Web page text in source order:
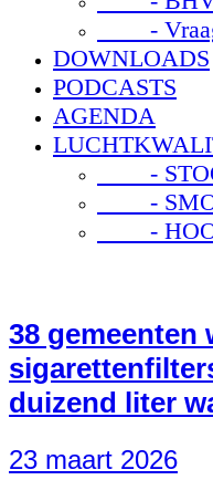
-
DOWNLOADS
PODCASTS
AGENDA
-
-
-
38 gemeenten
duizend liter
23 maart 2026